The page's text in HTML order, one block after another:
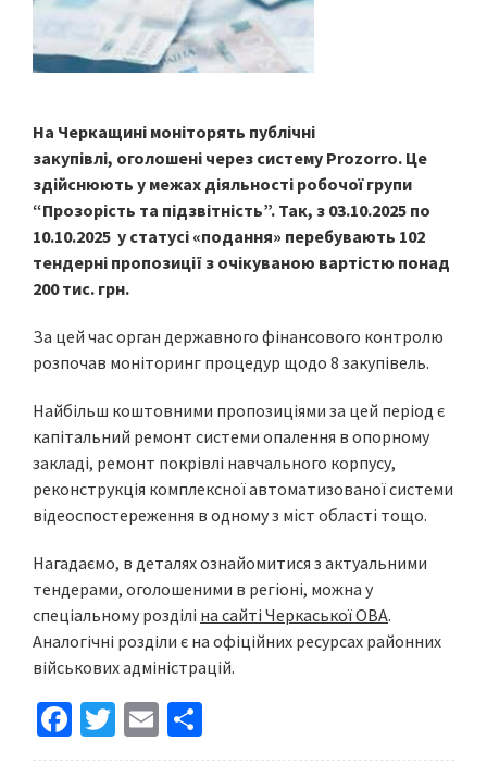
На Черкащині моніторять публічні
закупівлі, оголошені через систему Prozorro. Це
здійснюють у межах діяльності робочої групи
“Прозорість та підзвітність”. Так, з 03.10.2025 по
10.10.2025 у статусі «подання» перебувають 102
тендерні пропозиції з очікуваною вартістю понад
200 тис. грн.
За цей час орган державного фінансового контролю
розпочав моніторинг процедур щодо 8 закупівель.
Найбільш коштовними пропозиціями за цей період є
капітальний ремонт системи опалення в опорному
закладі, ремонт покрівлі навчального корпусу,
реконструкція комплексної автоматизованої системи
відеоспостереження в одному з міст області тощо.
Нагадаємо, в деталях ознайомитися з актуальними
тендерами, оголошеними в регіоні, можна у
спеціальному розділі на сайті Черкаської ОВА.
Аналогічні розділи є на офіційних ресурсах районних
військових адміністрацій.
Fa
ce
T
wi
E
m h